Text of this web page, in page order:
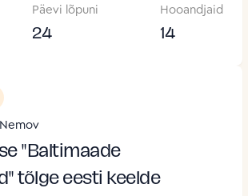
Päevi lõpuni
24
Hooandjaid
14
"Baltimaade
tõlge eesti keelde